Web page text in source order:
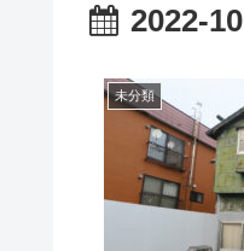
2022-10
未分類